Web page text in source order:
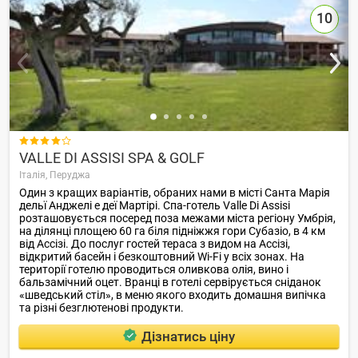
10

VALLE DI ASSISI SPA & GOLF
Італія, Перуджа
Один з кращих варіантів, обраних нами в місті Санта Марія
дельї Анджелі е деї Мартірі. Спа-готель Valle Di Assisi
розташовується посеред поза межами міста регіону Умбрія,
на ділянці площею 60 га біля підніжжя гори Субазіо, в 4 км
від Ассізі. До послуг гостей тераса з видом на Ассізі,
відкритий басейн і безкоштовний Wi-Fi у всіх зонах. На
території готелю проводиться оливкова олія, вино і
бальзамічний оцет. Вранці в готелі сервірується сніданок
«шведський стіл», в меню якого входить домашня випічка
та різні безглютенові продукти.
Дізнатись ціну